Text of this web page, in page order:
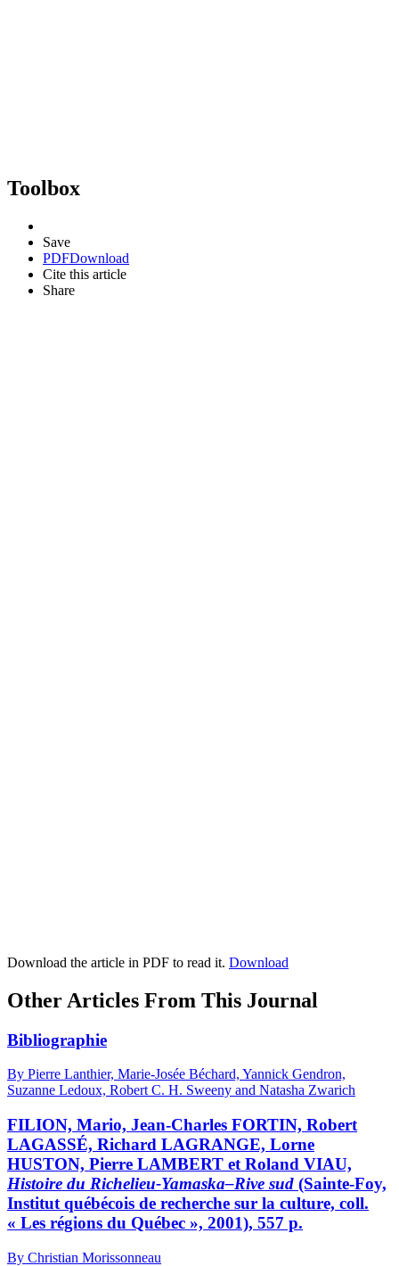
Toolbox
Save
PDFDownload
Cite this article
Share
Download the article in PDF to read it. Download
Other Articles From This Journal
Bibliographie
By Pierre Lanthier, Marie-Josée Béchard, Yannick Gendron,
Suzanne Ledoux, Robert C. H. Sweeny and Natasha Zwarich
FILION, Mario, Jean-Charles FORTIN, Robert
LAGASSÉ, Richard LAGRANGE, Lorne
HUSTON, Pierre LAMBERT et Roland VIAU,
Histoire du Richelieu-Yamaska–Rive sud (Sainte-Foy,
Institut québécois de recherche sur la culture, coll.
« Les régions du Québec », 2001), 557 p.
By Christian Morissonneau